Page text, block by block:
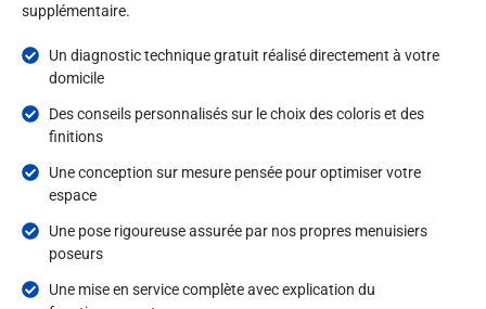
supplémentaire.
Un diagnostic technique gratuit réalisé directement à votre
domicile
Des conseils personnalisés sur le choix des coloris et des
finitions
Une conception sur mesure pensée pour optimiser votre
espace
Une pose rigoureuse assurée par nos propres menuisiers
poseurs
Une mise en service complète avec explication du